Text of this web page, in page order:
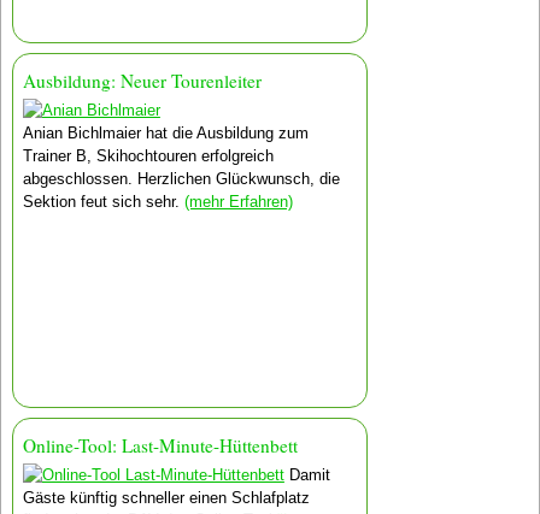
Ausbildung: Neuer Tourenleiter
Anian Bichlmaier hat die Ausbildung zum
Trainer B, Skihochtouren erfolgreich
abgeschlossen. Herzlichen Glückwunsch, die
Sektion feut sich sehr. (mehr Erfahren)
Online-Tool: Last-Minute-Hüttenbett
Damit
Gäste künftig schneller einen Schlafplatz